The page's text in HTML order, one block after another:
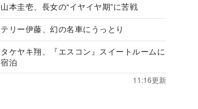
山本圭壱、長女の“イヤイヤ期”に苦戦
テリー伊藤、幻の名車にうっとり
タケヤキ翔、『エスコン』スイートルームに
宿泊
11:16更新